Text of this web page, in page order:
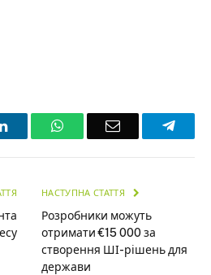
LinkedInWhatsAppEmail
НАСТУПНА СТАТТЯ
Розробники можуть
отримати €15 000 за
створення ШІ-рішень для
держави